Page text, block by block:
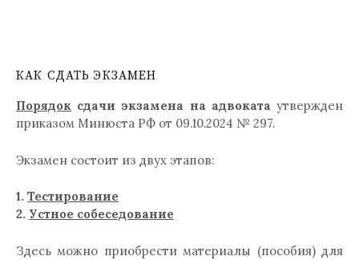
КАК СДАТЬ ЭКЗАМЕН
Порядок сдачи экзамена на адвоката утвержден
приказом Минюста РФ от 09.10.2024 № 297.
Экзамен состоит из двух этапов:
1. Тестирование
2. Устное собеседование
Здесь можно приобрести материалы (пособия) для